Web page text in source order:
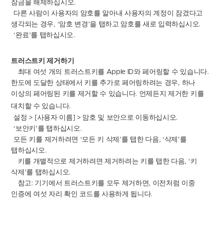
잠금을 해제하십시오.
다른 사람이 사용자의 암호를 알아내 사용자의 계정이 잠겼다고
생각되는 경우, ‘암호 변경 ’을 탭하고 암호를 새로 입력하십시오.
‘완료’를 탭하십시오.
트러스트키
제거하기
최대 여섯 개의 트러스트키를 Apple ID와 페어링할 수 있습니다.
한도에 도달한 상태에서 키를 추가로 페어링하려는 경우, 하나
이상의 페어링된 키를 제거할 수 있습니다. 언제든지 제거한 키를
대치할 수 있습니다.
설정 > [ 사용자 이름 ] > 암호 및 보안으로 이동하십시오.
‘보안키 ’를 탭하십시오.
모든 키를 제거하려면 ‘모든 키 삭제 ’를 탭한 다음, ‘삭제 ’를
탭하십시오.
키를 개별적으로 제거하려면 제거하려는 키를 탭한 다음, ‘키
삭제 ’를 탭하십시오.
참고: 기기에서 트러스트키를 모두 제거하면, 이전처럼 이중
인증에 여섯 자리 확인 코드를 사용하게 됩니다.